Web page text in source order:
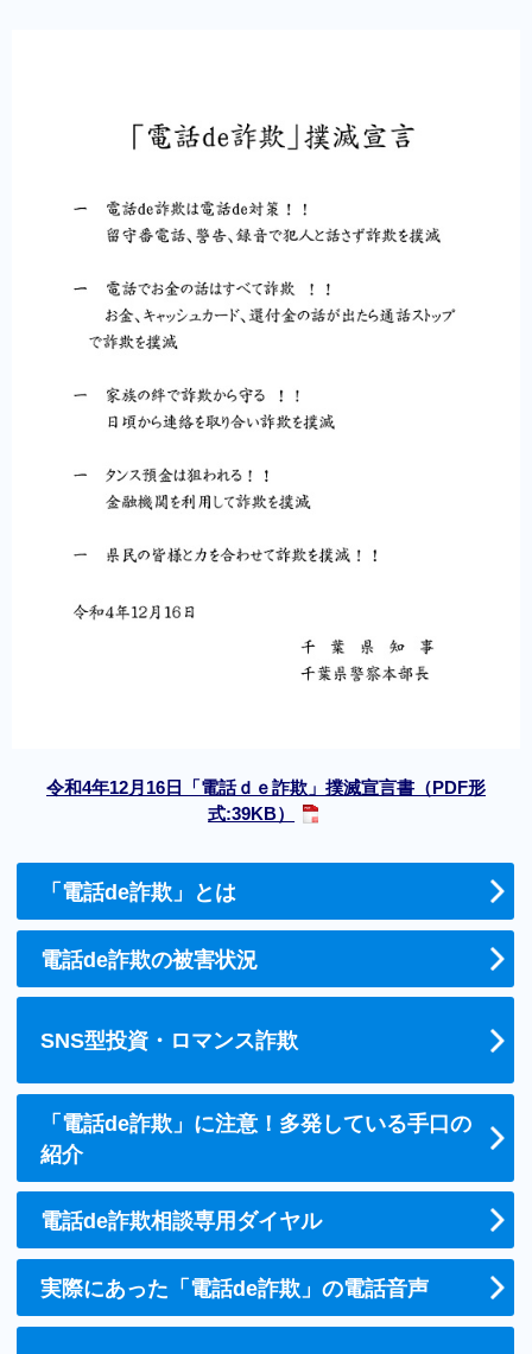
令和4年12月16日「電話ｄｅ詐欺」撲滅宣言書（PDF形
式:39KB）
「電話de詐欺」とは
電話de詐欺の被害状況
SNS型投資・ロマンス詐欺
「電話de詐欺」に注意！多発している手口の
紹介
電話de詐欺相談専用ダイヤル
実際にあった「電話de詐欺」の電話音声